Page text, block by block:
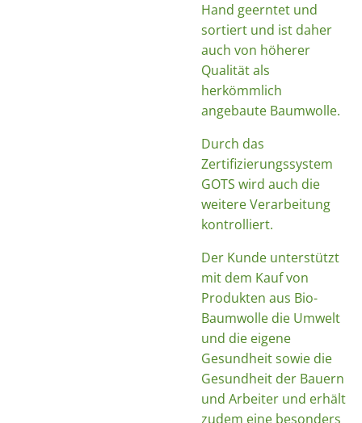
Hand geerntet und
sortiert und ist daher
auch von höherer
Qualität als
herkömmlich
angebaute Baumwolle.
Durch das
Zertifizierungssystem
GOTS wird auch die
weitere Verarbeitung
kontrolliert.
Der Kunde unterstützt
mit dem Kauf von
Produkten aus Bio-
Baumwolle die Umwelt
und die eigene
Gesundheit sowie die
Gesundheit der Bauern
und Arbeiter und erhält
zudem eine besonders